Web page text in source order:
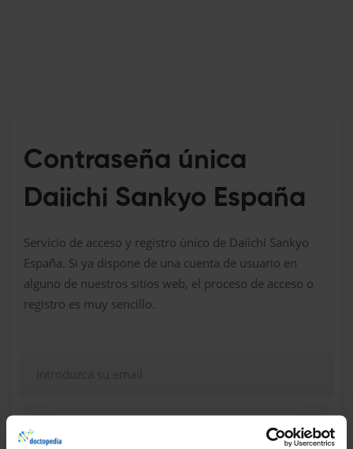
Contraseña única
Daiichi Sankyo España
Servicio de acceso y registro único de Daiichi Sankyo
España. Si ya dispone de una cuenta de usuario en
alguno de nuestros sitios web, el proceso de acceso o
registro es muy sencillo.